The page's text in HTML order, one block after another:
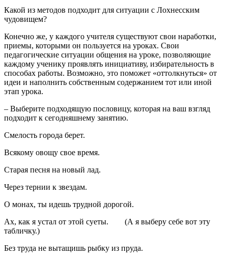
Какой из методов подходит для ситуации с Лохнесским
чудовищем?
Конечно же, у каждого учителя существуют свои наработки,
приемы, которыми он пользуется на уроках. Свои
педагогические ситуации общения на уроке, позволяющие
каждому ученику проявлять инициативу, избирательность в
способах работы. Возможно, это поможет «оттолкнуться» от
идеи и наполнить собственным содержанием тот или иной
этап урока.
– Выберите подходящую пословицу, которая на ваш взгляд
подходит к сегодняшнему занятию.
Смелость города берет.
Всякому овощу свое время.
Старая песня на новый лад.
Через тернии к звездам.
О монах, ты идешь трудной дорогой.
Ах, как я устал от этой суеты. (А я выберу себе вот эту
табличку.)
Без труда не вытащишь рыбку из пруда.